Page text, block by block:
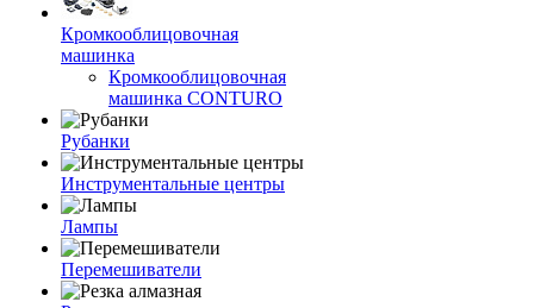
Кромкооблицовочная
машинка
Кромкооблицовочная
машинка CONTURO
Рубанки
Инструментальные центры
Лампы
Перемешиватели